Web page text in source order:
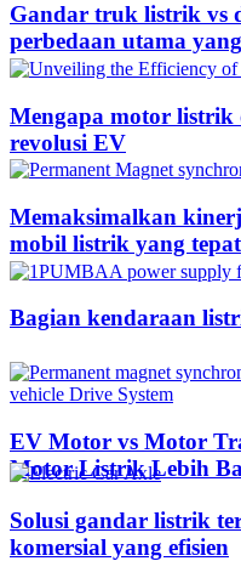
Gandar truk listrik vs
perbedaan utama
Mengapa motor
revolusi EV
Memaksimalkan
mobil listrik yang tepat
Bagian kendaraan
EV Motor vs Motor
Motor Listrik Lebih
Solusi gandar listrik
komersial yang efisien